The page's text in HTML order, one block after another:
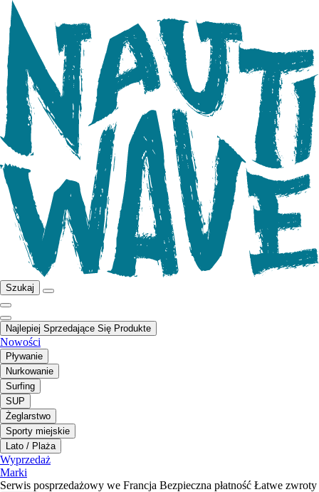
Szukaj
Najlepiej Sprzedające Się Produkte
Nowości
Pływanie
Nurkowanie
Surfing
SUP
Żeglarstwo
Sporty miejskie
Lato / Plaża
Wyprzedaż
Marki
Serwis posprzedażowy we Francja Bezpieczna płatność Łatwe zwroty